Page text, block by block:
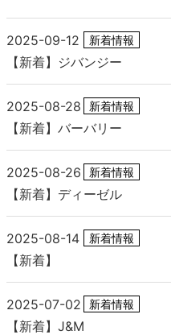
2025-09-12 新着情報
【新着】ジバンジー
2025-08-28 新着情報
【新着】バーバリー
2025-08-26 新着情報
【新着】ディーゼル
2025-08-14 新着情報
【新着】
2025-07-02 新着情報
【新着】J&M